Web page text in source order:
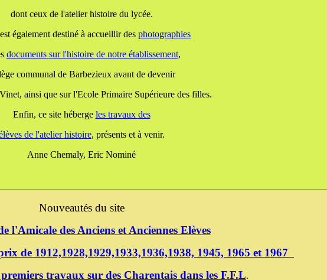
dont ceux de l'atelier histoire du lycée.
également destiné à accueillir des photographies
documents sur l'histoire de notre établissement,
communal de Barbezieux avant de devenir
ainsi que sur l'Ecole Primaire Supérieure des filles.
Enfin, ce site héberge les travaux des
de l'atelier histoire, présents et à venir.
Anne Chemaly, Eric Nominé
Nouveautés du site
l'Amicale des Anciens et Anciennes Elèves
de 1912,1928,1929,1933,1936,1938, 1945, 1965 et 1967
travaux sur des Charentais dans les F.F.L.